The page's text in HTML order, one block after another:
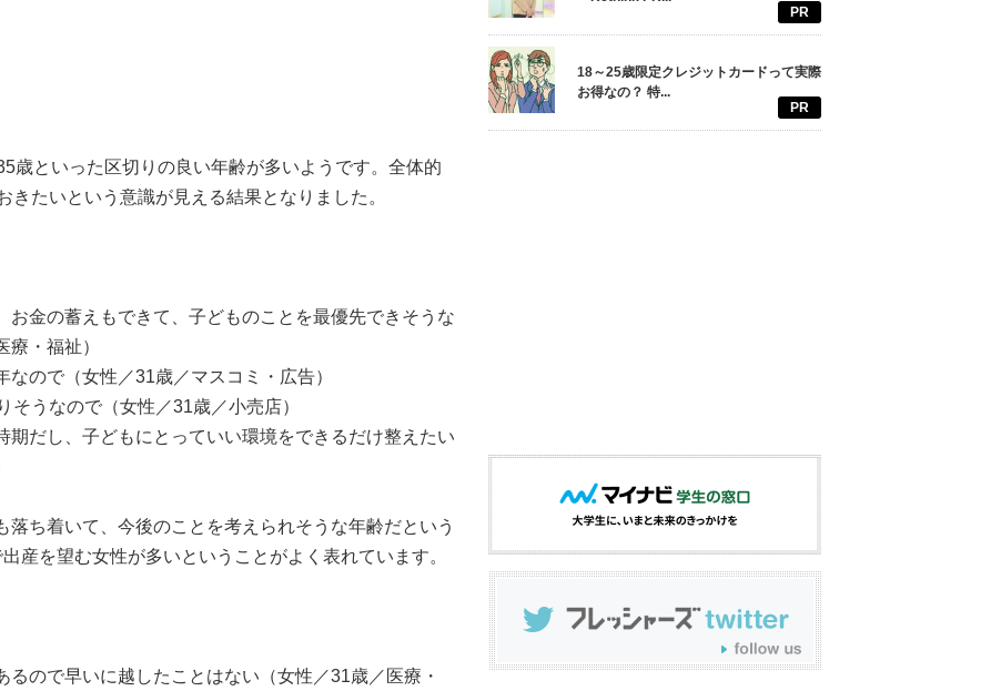
歳といった区切りの良い年齢が多いようです。全体的
たいという意識が見える結果となりました。
お金の蓄えもできて、子どものことを最優先できそうな
・福祉）
ので（女性／31歳／マスコミ・広告）
そうなので（女性／31歳／小売店）
期だし、子どもにとっていい環境をできるだけ整えたい
ち着いて、今後のことを考えられそうな年齢だという
産を望む女性が多いということがよく表れています。
るので早いに越したことはない（女性／31歳／医療・
PR
18～25歳限定クレジットカードって実際
お得なの？ 特...
PR